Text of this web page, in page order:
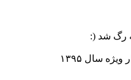
رگ شد (:
سال ۱۳۹۵